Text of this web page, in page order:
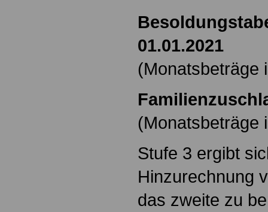
01.01.2021
(Monatsbeträge
(Monatsbeträge
Stufe 3 ergibt
Hinzurechnung
das zweite zu